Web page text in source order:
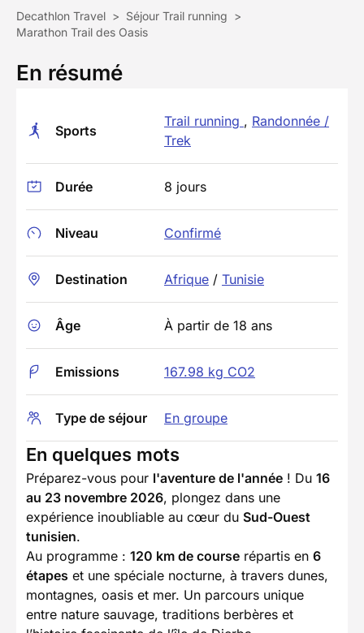
Decathlon Travel > Séjour Trail running >
Marathon Trail des Oasis
En résumé
Sports
Trail running , Randonnée /
Trek
Durée 8 jours
Niveau Confirmé
Destination Afrique / Tunisie
Âge À partir de 18 ans
Emissions 167.98 kg CO2
Type de séjour En groupe
En quelques mots
Préparez-vous pour l'aventure de l'année ! Du 16
au 23 novembre 2026, plongez dans une
expérience inoubliable au cœur du Sud-Ouest
tunisien.
Au programme : 120 km de course répartis en 6
étapes et une spéciale nocturne, à travers dunes,
montagnes, oasis et mer. Un parcours unique
entre nature sauvage, traditions berbères et